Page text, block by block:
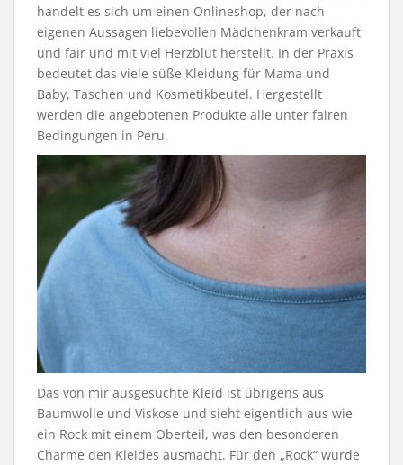
handelt es sich um einen Onlineshop, der nach
eigenen Aussagen liebevollen Mädchenkram verkauft
und fair und mit viel Herzblut herstellt. In der Praxis
bedeutet das viele süße Kleidung für Mama und
Baby, Taschen und Kosmetikbeutel. Hergestellt
werden die angebotenen Produkte alle unter fairen
Bedingungen in Peru.
Das von mir ausgesuchte Kleid ist übrigens aus
Baumwolle und Viskose und sieht eigentlich aus wie
ein Rock mit einem Oberteil, was den besonderen
Charme den Kleides ausmacht. Für den „Rock“ wurde